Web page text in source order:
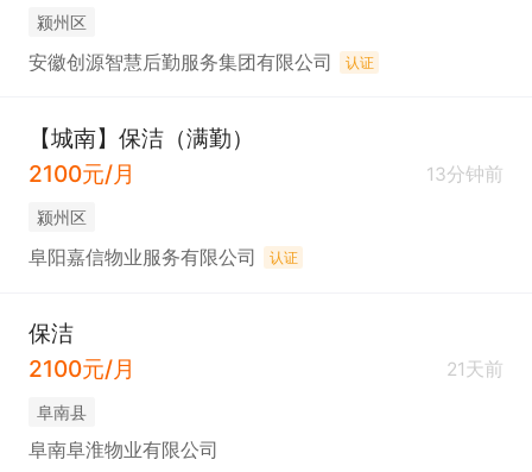
颍州区
安徽创源智慧后勤服务集团有限公司 认证
【城南】保洁（满勤）
2100元/月
13分钟前
颍州区
阜阳嘉信物业服务有限公司 认证
保洁
2100元/月
21天前
阜南县
阜南阜淮物业有限公司